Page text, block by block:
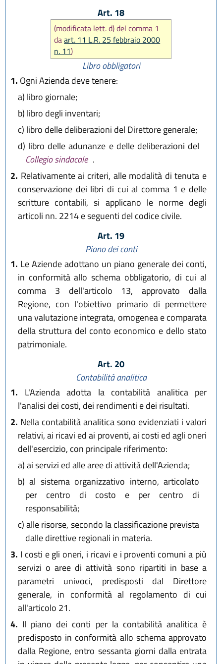
Art. 18
(modificata lett. d) del comma 1
daart. 11 L.R. 25 febbraio 2000
n. 11)
Libro obbligatori
1. Ogni Azienda deve tenere:
a) libro giornale;
b) libro degli inventari;
c) libro delle deliberazioni del Direttore generale;
d) libro delle adunanze e delle deliberazioni del
Collegio sindacale .
2. Relativamente ai criteri, alle modalità di tenuta e
conservazione dei libri di cui al comma 1 e delle
scritture contabili, si applicano le norme degli
articoli nn. 2214 e seguenti del codice civile.
Art. 19
Piano dei conti
1. Le Aziende adottano un piano generale dei conti,
in conformità allo schema obbligatorio, di cui al
comma 3 dell'articolo 13, approvato dalla
Regione, con l'obiettivo primario di permettere
una valutazione integrata, omogenea e comparata
della struttura del conto economico e dello stato
patrimoniale.
Art. 20
Contabilità analitica
1. L'Azienda adotta la contabilità analitica per
l'analisi dei costi, dei rendimenti e dei risultati.
2. Nella contabilità analitica sono evidenziati i valori
relativi, ai ricavi ed ai proventi, ai costi ed agli oneri
dell'esercizio, con principale riferimento:
a)ai servizi ed alle aree di attività dell'Azienda;
b) al sistema organizzativo interno, articolato
per centro di costo e per centro di
responsabilità;
c)alle risorse, secondo la classificazione prevista
dalle direttive regionali in materia.
3. I costi e gli oneri, i ricavi e i proventi comuni a più
servizi o aree di attività sono ripartiti in base a
parametri univoci, predisposti dal Direttore
generale, in conformità al regolamento di cui
all'articolo 21.
4. Il piano dei conti per la contabilità analitica è
predisposto in conformità allo schema approvato
dalla Regione, entro sessanta giorni dalla entrata